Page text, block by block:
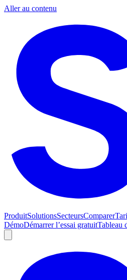
Aller au contenu
ProduitSolutionsSecteursComparer
DémoDémarrer l’essai gratuitTableau